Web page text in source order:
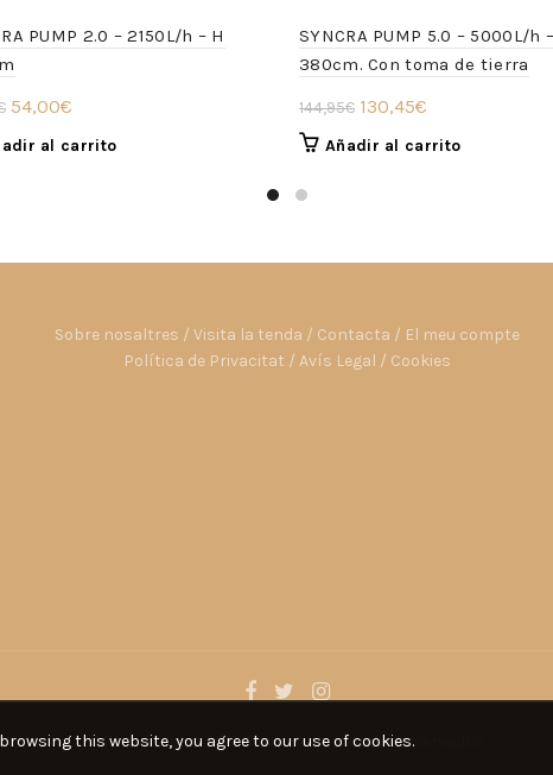
PUMP 2.0 – 2150L/h – H
El
precio
54,00€
precio
al carrito
SYNCRA PUMP 5.0 – 5000L/h
380cm. Con toma de tierra
144,95€ El
precio
130,45€
precio
Añadir al carrito
Sobre nosaltres / Visita la tenda / Contacta / El meu compte
Política de Privacitat / Avís Legal / Cookies
©Fauna Gibert 2019. Todos los derechos reservados
this website, you agree to our use of cookies.